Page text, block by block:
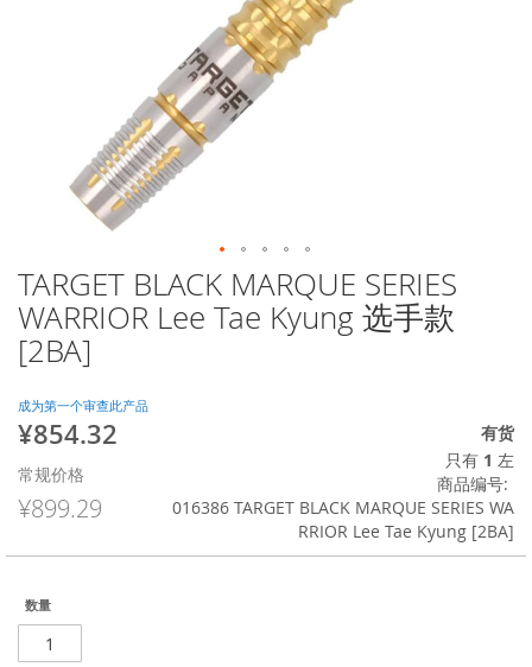
TARGET BLACK MARQUE SERIES
WARRIOR Lee Tae Kyung 选手款
[2BA]
成为第一个审查此产品
特
价
格
¥854.32
常规价格
¥899.29
有货
只有 1 左
商品编号
016386 TARGET BLACK MARQUE SERIES WA
RRIOR Lee Tae Kyung [2BA]
数量
跳
转
到
图
像
库
的
开
头